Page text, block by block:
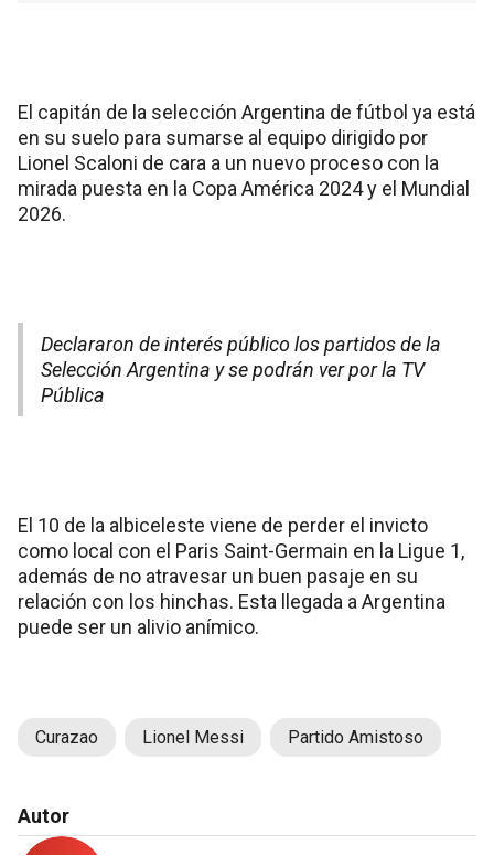
El capitán de la selección Argentina de fútbol ya está
en su suelo para sumarse al equipo dirigido por
Lionel Scaloni de cara a un nuevo proceso con la
mirada puesta en la Copa América 2024 y el Mundial
2026.
Declararon de interés público los partidos de la
Selección Argentina y se podrán ver por la TV
Pública
El 10 de la albiceleste viene de perder el invicto
como local con el Paris Saint-Germain en la Ligue 1,
además de no atravesar un buen pasaje en su
relación con los hinchas. Esta llegada a Argentina
puede ser un alivio anímico.
Curazao Lionel Messi Partido Amistoso
Autor